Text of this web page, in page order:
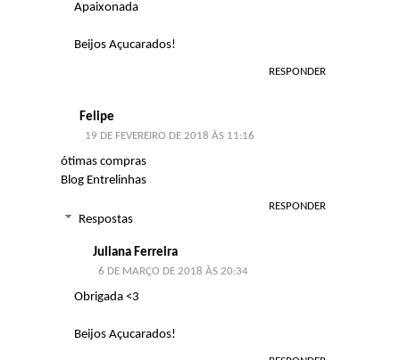
Apaixonada
Beijos Açucarados!
RESPONDER
Felipe
19 DE FEVEREIRO DE 2018 ÀS 11:16
ótimas compras
Blog Entrelinhas
RESPONDER
Respostas
Juliana Ferreira
6 DE MARÇO DE 2018 ÀS 20:34
Obrigada <3
Beijos Açucarados!